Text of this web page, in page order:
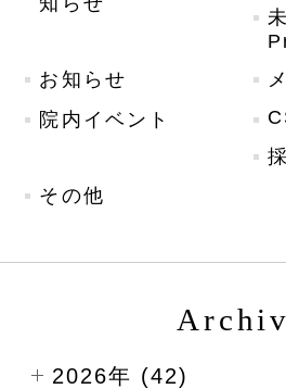
お知らせ
院内イベント
その他
2026年 (42)